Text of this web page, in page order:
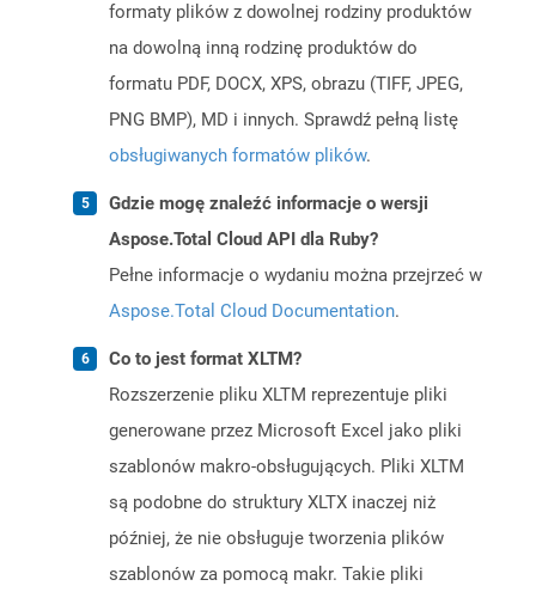
formaty plików z dowolnej rodziny produktów
na dowolną inną rodzinę produktów do
formatu PDF, DOCX, XPS, obrazu (TIFF, JPEG,
PNG BMP), MD i innych. Sprawdź pełną listę
obsługiwanych formatów plików.
Gdzie mogę znaleźć informacje o wersji
Aspose.Total Cloud API dla Ruby?
Pełne informacje o wydaniu można przejrzeć w
Aspose.Total Cloud Documentation.
Co to jest format XLTM?
Rozszerzenie pliku XLTM reprezentuje pliki
generowane przez Microsoft Excel jako pliki
szablonów makro-obsługujących. Pliki XLTM
są podobne do struktury XLTX inaczej niż
później, że nie obsługuje tworzenia plików
szablonów za pomocą makr. Takie pliki